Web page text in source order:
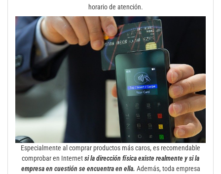
horario de atención.
Especialmente al comprar productos más caros, es recomendable
comprobar en Internetsi la dirección física existe realmente y si la
empresa en cuestión se encuentra en ella. Además, toda empresa